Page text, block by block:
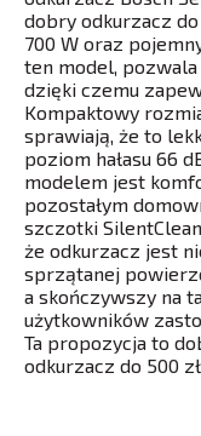
dobry odkurzacz
700 W oraz
ten model,
dzięki czemu
Kompaktowy
sprawiają, że to
poziom hałasu 66
modelem jest
pozostałym
szczotki
że odkurzacz jest
sprzątanej
a skończywszy na
użytkowników
Ta propozycja to
odkurzacz do 500